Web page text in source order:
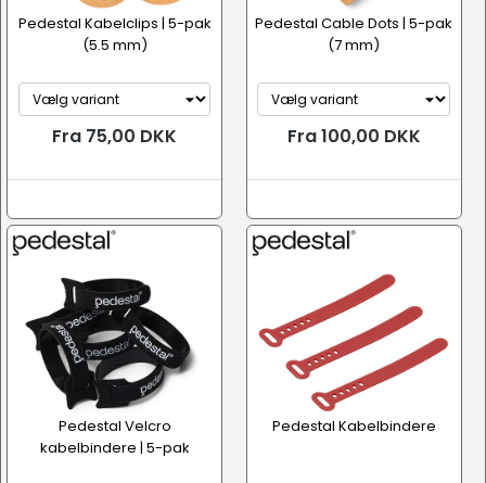
Pedestal Kabelclips | 5-pak
(5.5 mm)
Fra 75,00 DKK
Pedestal Cable Dots | 5-pak
(7 mm)
Fra 100,00 DKK
Pedestal Velcro
kabelbindere | 5-pak
Pedestal Kabelbindere